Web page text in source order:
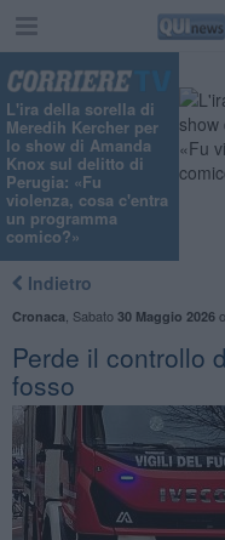
L'ira della sorella di
Meredih Kercher per
lo show di Amanda
Knox sul delitto di
Perugia: «Fu
violenza, cosa c'entra
un programma
comico?»
Indietro
Cronaca Sabato 30 Maggio 2026
Perde il controllo
fosso